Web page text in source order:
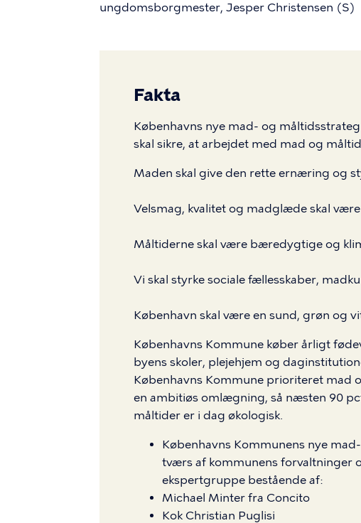
ungdomsborgmester, Jesper Christensen (S)
Fakta
Københavns nye mad- og
skal sikre, at arbejdet med mad og
Maden skal give den rette ernæring og
Velsmag, kvalitet og madglæde skal
Måltiderne skal være bæredygtige og
Vi skal styrke sociale fællesskaber,
København skal være en sund, grøn og
Københavns Kommune køber årligt
byens skoler, plejehjem og
Københavns Kommune prioriteret mad
en ambitiøs omlægning, så næsten 90
måltider er i dag økologisk.
Københavns Kommunens nye
tværs af kommunens forvaltninger
ekspertgruppe bestående af:
Michael Minter fra Concito
Kok Christian Puglisi